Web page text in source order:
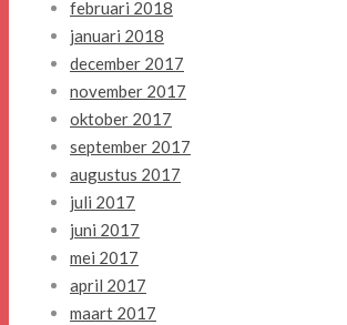
februari 2018
januari 2018
december 2017
november 2017
oktober 2017
september 2017
augustus 2017
juli 2017
juni 2017
mei 2017
april 2017
maart 2017